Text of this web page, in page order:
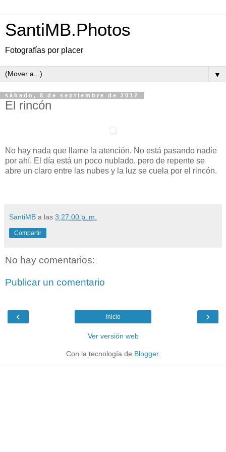
SantiMB.Photos
Fotografías por placer
▼
sábado, 8 de septiembre de 2012
El rincón
No hay nada que llame la atención. No está pasando nadie
por ahí. El día está un poco nublado, pero de repente se
abre un claro entre las nubes y la luz se cuela por el rincón.
SantiMB a las 3:27:00 p. m.
Compartir
No hay comentarios:
Publicar un comentario
‹ ›
Inicio
Ver versión web
Con la tecnología de Blogger.